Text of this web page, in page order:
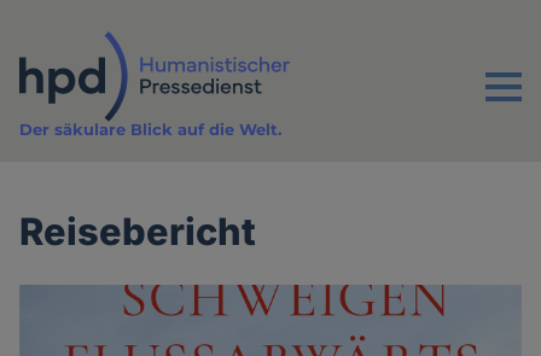
Inhalt
Menu
Der säkulare Blick auf die Welt.
Reisebericht